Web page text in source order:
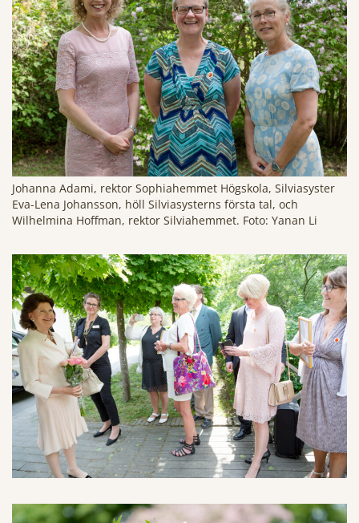
Johanna Adami, rektor Sophiahemmet Högskola, Silviasyster
Eva-Lena Johansson, höll Silviasysterns första tal, och
Wilhelmina Hoffman, rektor Silviahemmet. Foto: Yanan Li